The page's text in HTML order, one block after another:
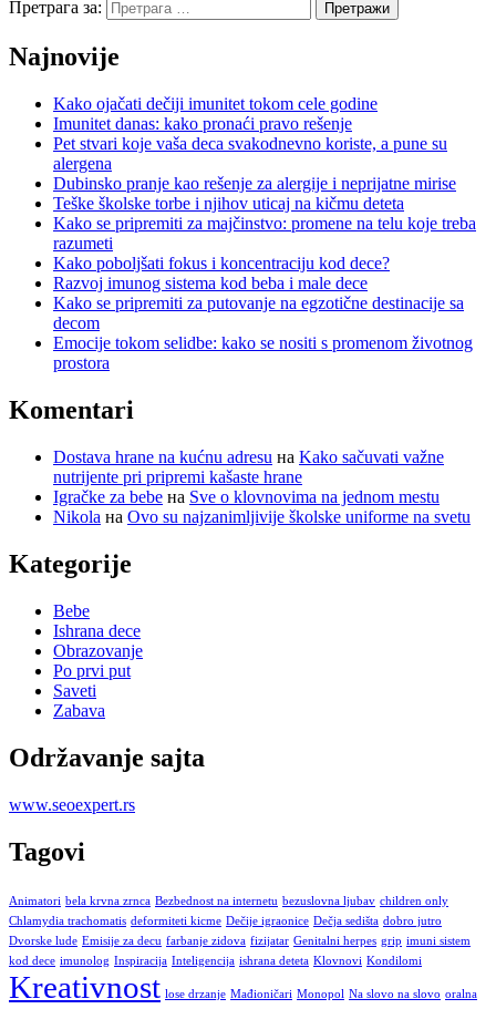
Претрага за:
Najnovije
Kako ojačati dečiji imunitet tokom cele godine
Imunitet danas: kako pronaći pravo rešenje
Pet stvari koje vaša deca svakodnevno koriste, a pune su
alergena
Dubinsko pranje kao rešenje za alergije i neprijatne mirise
Teške školske torbe i njihov uticaj na kičmu deteta
Kako se pripremiti za majčinstvo: promene na telu koje treba
razumeti
Kako poboljšati fokus i koncentraciju kod dece?
Razvoj imunog sistema kod beba i male dece
Kako se pripremiti za putovanje na egzotične destinacije sa
decom
Emocije tokom selidbe: kako se nositi s promenom životnog
prostora
Komentari
Dostava hrane na kućnu adresu на Kako sačuvati važne
nutrijente pri pripremi kašaste hrane
Igračke za bebe на Sve o klovnovima na jednom mestu
Nikola на Ovo su najzanimljivije školske uniforme na svetu
Kategorije
Bebe
Ishrana dece
Obrazovanje
Po prvi put
Saveti
Zabava
Održavanje sajta
www.seoexpert.rs
Tagovi
Animatori bela krvna zrnca Bezbednost na internetu bezuslovna ljubav children only
Chlamydia trachomatis deformiteti kicme Dečije igraonice Dečja sedišta dobro jutro
Dvorske lude Emisije za decu farbanje zidova fizijatar Genitalni herpes grip imuni sistem
kod dece imunolog Inspiracija Inteligencija ishrana deteta Klovnovi Kondilomi
Kreativnost lose drzanje Mađioničari Monopol Na slovo na slovo oralna